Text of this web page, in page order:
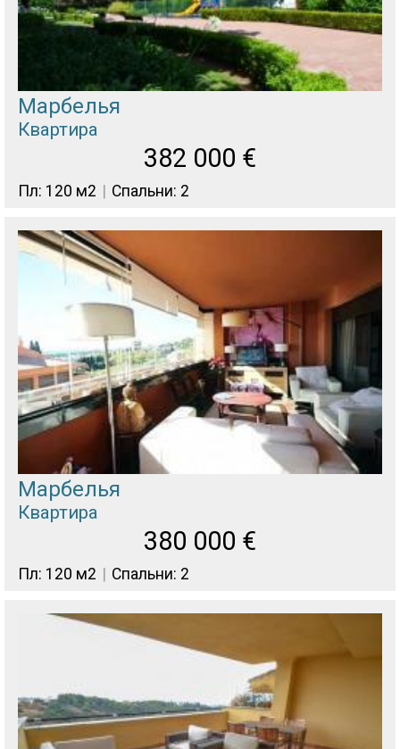
Марбелья
Квартира
382 000 €
Пл: 120 м2 Спальни: 2
Марбелья
Квартира
380 000 €
Пл: 120 м2 Спальни: 2